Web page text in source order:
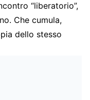
“liberatorio”,
Che cumula,
dello stesso